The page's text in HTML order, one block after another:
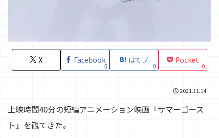
X Facebook
0
はてブ
0
Pocket
0
2021.11.14
上映時間40分の短編アニメーション映画『サマーゴース
ト』を観てきた。